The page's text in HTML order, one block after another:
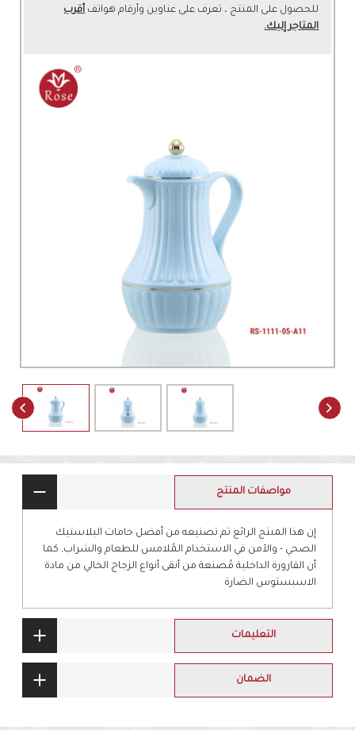
للحصول على المنتج ، تعرف على عناوين وأرقام هواتفأقرب
المتاجر إليك.
مواصفات المنتج
إن هذا المنتج الرائع تم تصنيعه من أفضل خامات البلاستيك
الصحي - والآمن في الاستخدام المُلامس للطعام والشراب, كما
أن القارورة الداخلية مُصنعة من أنقى أنواع الزجاج الخالي من مادة
الاسبستوس الضارة
التعليمات
الضمان